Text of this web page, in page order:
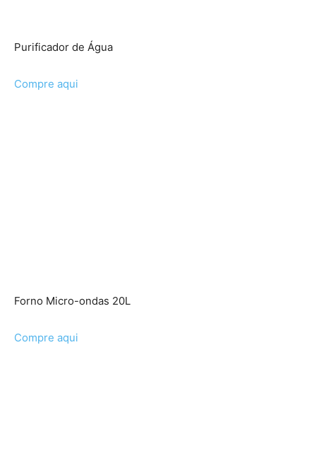
Purificador de Água
Compre aqui
Forno Micro-ondas 20L
Compre aqui